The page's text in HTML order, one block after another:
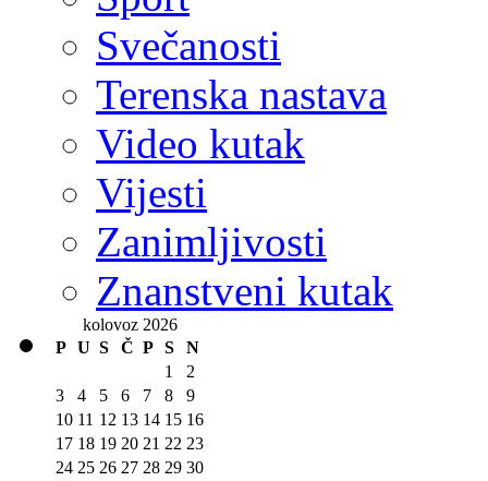
Svečanosti
Terenska nastava
Video kutak
Vijesti
Zanimljivosti
Znanstveni kutak
kolovoz 2026
P U S Č P S
N
1
2
3
4 5 6 7 8
9
10 11 12 13 14 15 16
17 18 19 20 21 22 23
24 25 26 27 28 29 30